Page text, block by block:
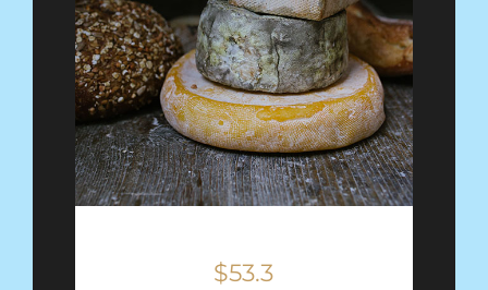
$53.3